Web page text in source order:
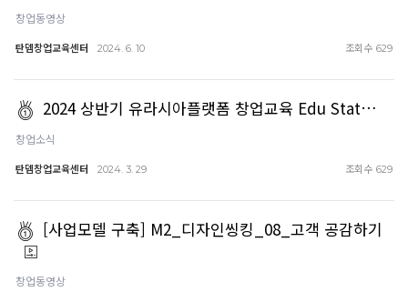
창업동영상
탄뎀창업교육센터 2024. 6. 10 조회수 629
2024 상반기 유라시아플랫폼 창업교육 Edu Stat…
창업소식
탄뎀창업교육센터 2024. 3. 29 조회수 629
[사업모델 구축] M2_디자인씽킹_08_고객 공감하기
창업동영상